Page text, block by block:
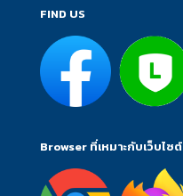
FIND US
Browser ที่เหมาะกับเว็บไซต์